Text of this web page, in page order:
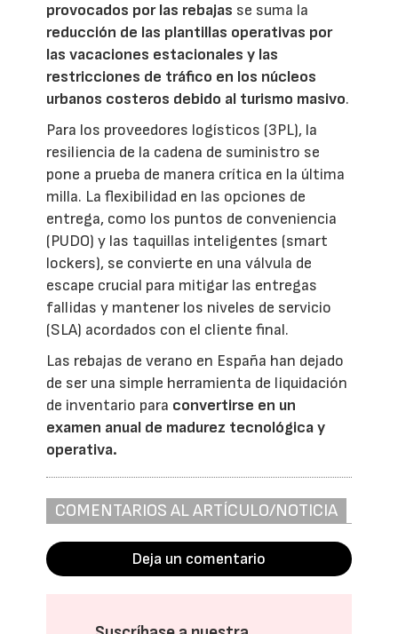
provocados por las rebajas se suma la
reducción de las plantillas operativas por
las vacaciones estacionales y las
restricciones de tráfico en los núcleos
urbanos costeros debido al turismo masivo.
Para los proveedores logísticos (3PL), la
resiliencia de la cadena de suministro se
pone a prueba de manera crítica en la última
milla. La flexibilidad en las opciones de
entrega, como los puntos de conveniencia
(PUDO) y las taquillas inteligentes (smart
lockers), se convierte en una válvula de
escape crucial para mitigar las entregas
fallidas y mantener los niveles de servicio
(SLA) acordados con el cliente final.
Las rebajas de verano en España han dejado
de ser una simple herramienta de liquidación
de inventario para convertirse en un
examen anual de madurez tecnológica y
operativa.
COMENTARIOS AL ARTÍCULO/NOTICIA
Deja un comentario